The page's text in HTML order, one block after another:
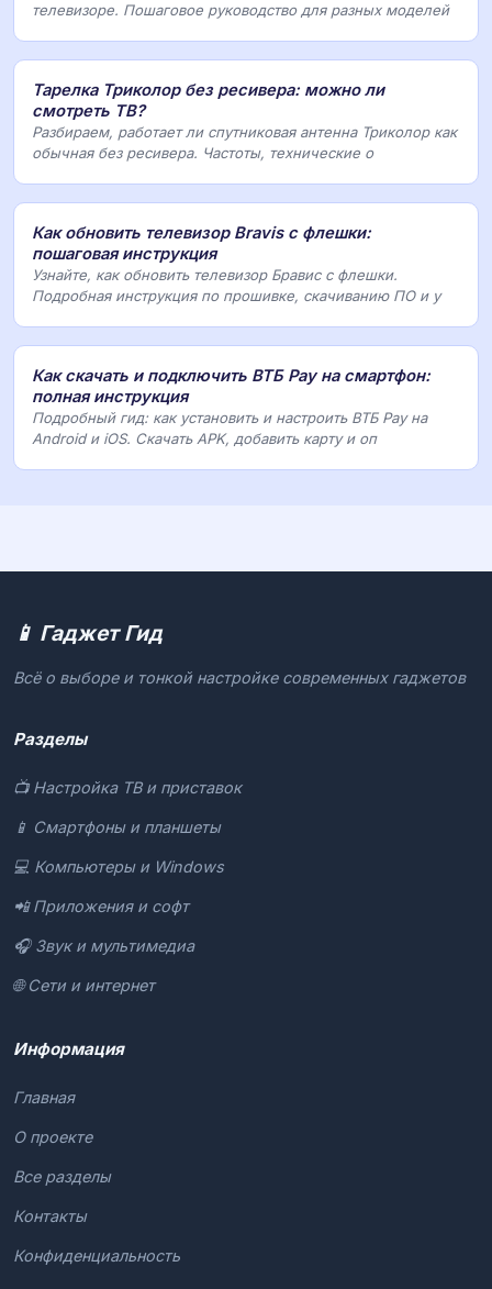
телевизоре. Пошаговое руководство для разных моделей
Тарелка Триколор без ресивера: можно ли
смотреть ТВ?
Разбираем, работает ли спутниковая антенна Триколор как
обычная без ресивера. Частоты, технические о
Как обновить телевизор Bravis с флешки:
пошаговая инструкция
Узнайте, как обновить телевизор Бравис с флешки.
Подробная инструкция по прошивке, скачиванию ПО и у
Как скачать и подключить ВТБ Pay на смартфон:
полная инструкция
Подробный гид: как установить и настроить ВТБ Pay на
Android и iOS. Скачать APK, добавить карту и оп
📱 Гаджет Гид
Всё о выборе и тонкой настройке современных гаджетов
Разделы
📺 Настройка ТВ и приставок
📱 Смартфоны и планшеты
💻 Компьютеры и Windows
📲 Приложения и софт
🎧 Звук и мультимедиа
🌐 Сети и интернет
Информация
Главная
О проекте
Все разделы
Контакты
Конфиденциальность